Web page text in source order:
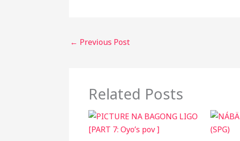
← Previous Post
Related Posts